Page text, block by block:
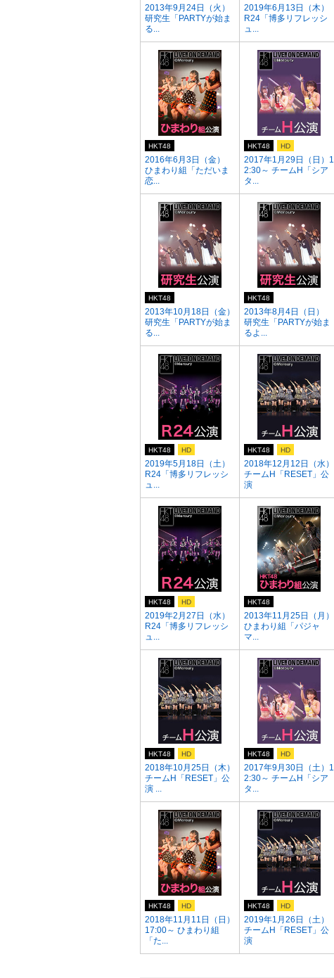
2013年9月24日（火）
研究生「PARTYが始ま
る...
2019年6月13日（木）
R24「博多リフレッシ
ュ...
2016年6月3日（金）
ひまわり組「ただいま
恋...
HKT48
2017年1月29日（日）1
2:30～ チームH「シア
タ...
HKT48 HD
2013年10月18日（金）
研究生「PARTYが始ま
る...
HKT48
2013年8月4日（日）
研究生「PARTYが始ま
るよ...
HKT48
2019年5月18日（土）
R24「博多リフレッシ
ュ...
HKT48 HD
2018年12月12日（水）
チームH「RESET」公
演
HKT48 HD
2019年2月27日（水）
R24「博多リフレッシ
ュ...
HKT48 HD
2013年11月25日（月）
ひまわり組「パジャ
マ...
HKT48
2018年10月25日（木）
チームH「RESET」公
演 ...
HKT48 HD
2017年9月30日（土）1
2:30～ チームH「シア
タ...
HKT48 HD
2018年11月11日（日）
17:00～ ひまわり組
「た...
HKT48 HD
2019年1月26日（土）
チームH「RESET」公
演
HKT48 HD